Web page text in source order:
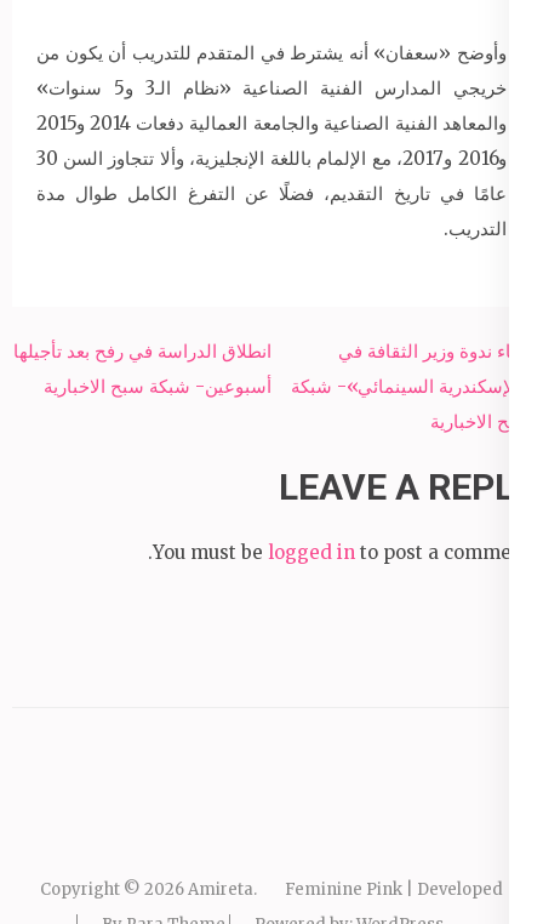
وأوضح «سعفان» أنه يشترط في المتقدم للتدريب أن يكون من
خريجي المدارس الفنية الصناعية «نظام الـ3 و5 سنوات»
والمعاهد الفنية الصناعية والجامعة العمالية دفعات 2014 و2015
و2016 و2017، مع الإلمام باللغة الإنجليزية، وألا تتجاوز السن 30
عامًا في تاريخ التقديم، فضلًا عن التفرغ الكامل طوال مدة
التدريب.
Post
navigation
انطلاق الدراسة في رفح بعد تأجيلها
أسبوعين- شبكة سبح الاخبارية
إلغاء ندوة وزير الثقافة في
«الإسكندرية السينمائي»- شبكة
سبح الاخبارية
LEAVE A REPLY
You must be logged in to post a comment.
Copyright © 2026Amireta.
Feminine Pink | Developed